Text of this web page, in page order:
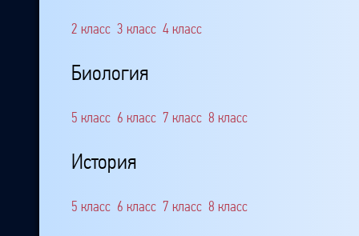
2 класс 3 класс 4 класс
Биология
5 класс 6 класс 7 класс 8 класс
История
5 класс 6 класс 7 класс 8 класс